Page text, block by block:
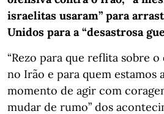
israelitas usaram” para
Unidos para a “desastrosa
“Rezo para que reflita sobre o
no Irão e para quem estamos
momento de agir com
mudar de rumo” dos